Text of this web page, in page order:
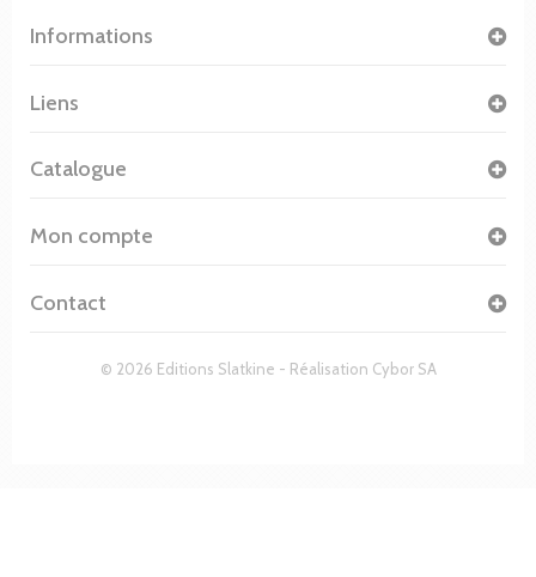
Informations
© 2026 Editions Slatkine - Réalisation Cybor SA
Liens
Catalogue
Mon compte
Contact